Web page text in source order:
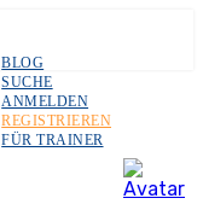
BLOG
SUCHE
ANMELDEN
REGISTRIEREN
FÜR TRAINER